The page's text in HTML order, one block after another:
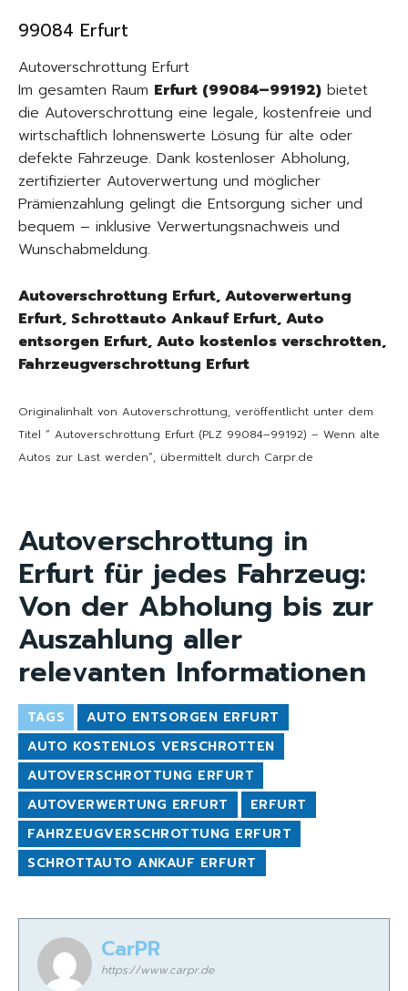
99084 Erfurt
Autoverschrottung Erfurt
Im gesamten Raum Erfurt (99084–99192) bietet
die Autoverschrottung eine legale, kostenfreie und
wirtschaftlich lohnenswerte Lösung für alte oder
defekte Fahrzeuge. Dank kostenloser Abholung,
zertifizierter Autoverwertung und möglicher
Prämienzahlung gelingt die Entsorgung sicher und
bequem – inklusive Verwertungsnachweis und
Wunschabmeldung.
Autoverschrottung Erfurt, Autoverwertung
Erfurt, Schrottauto Ankauf Erfurt, Auto
entsorgen Erfurt, Auto kostenlos verschrotten,
Fahrzeugverschrottung Erfurt
Originalinhalt von Autoverschrottung, veröffentlicht unter dem
Titel “ Autoverschrottung Erfurt (PLZ 99084–99192) – Wenn alte
Autos zur Last werden“, übermittelt durch Carpr.de
Autoverschrottung in
Erfurt für jedes Fahrzeug:
Von der Abholung bis zur
Auszahlung aller
relevanten Informationen
TAGS
AUTO ENTSORGEN ERFURT
AUTO KOSTENLOS VERSCHROTTEN
AUTOVERSCHROTTUNG ERFURT
AUTOVERWERTUNG ERFURT
ERFURT
FAHRZEUGVERSCHROTTUNG ERFURT
SCHROTTAUTO ANKAUF ERFURT
CarPR
https://www.carpr.de